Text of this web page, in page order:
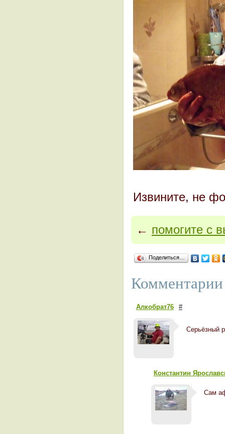
Извините, не
← помогите с
Поделиться…
Алкобрат76 #
Серьёзный
Константин
Сам